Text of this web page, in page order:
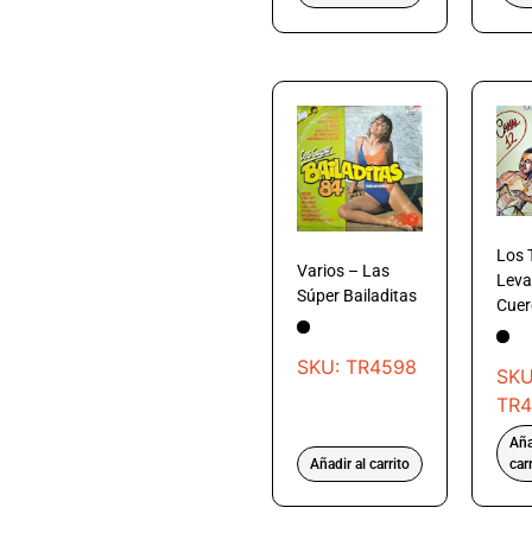
Varios – Las
Súper Bailaditas
SKU: TR4598
Añadir al carrito
Los